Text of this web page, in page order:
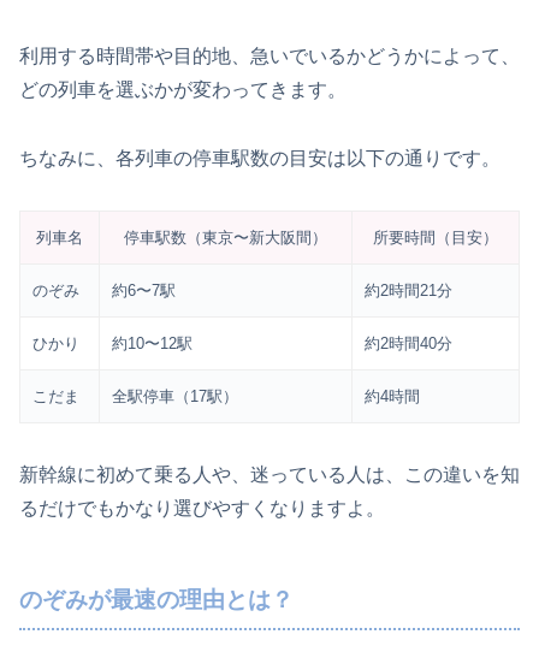
利用する時間帯や目的地、急いでいるかどうかによって、
どの列車を選ぶかが変わってきます。
ちなみに、各列車の停車駅数の目安は以下の通りです。
列車名 停車駅数（東京〜新大阪間） 所要時間（目安）
のぞみ 約6〜7駅 約2時間21分
ひかり 約10〜12駅 約2時間40分
こだま 全駅停車（17駅） 約4時間
新幹線に初めて乗る人や、迷っている人は、この違いを知
るだけでもかなり選びやすくなりますよ。
のぞみが最速の理由とは？